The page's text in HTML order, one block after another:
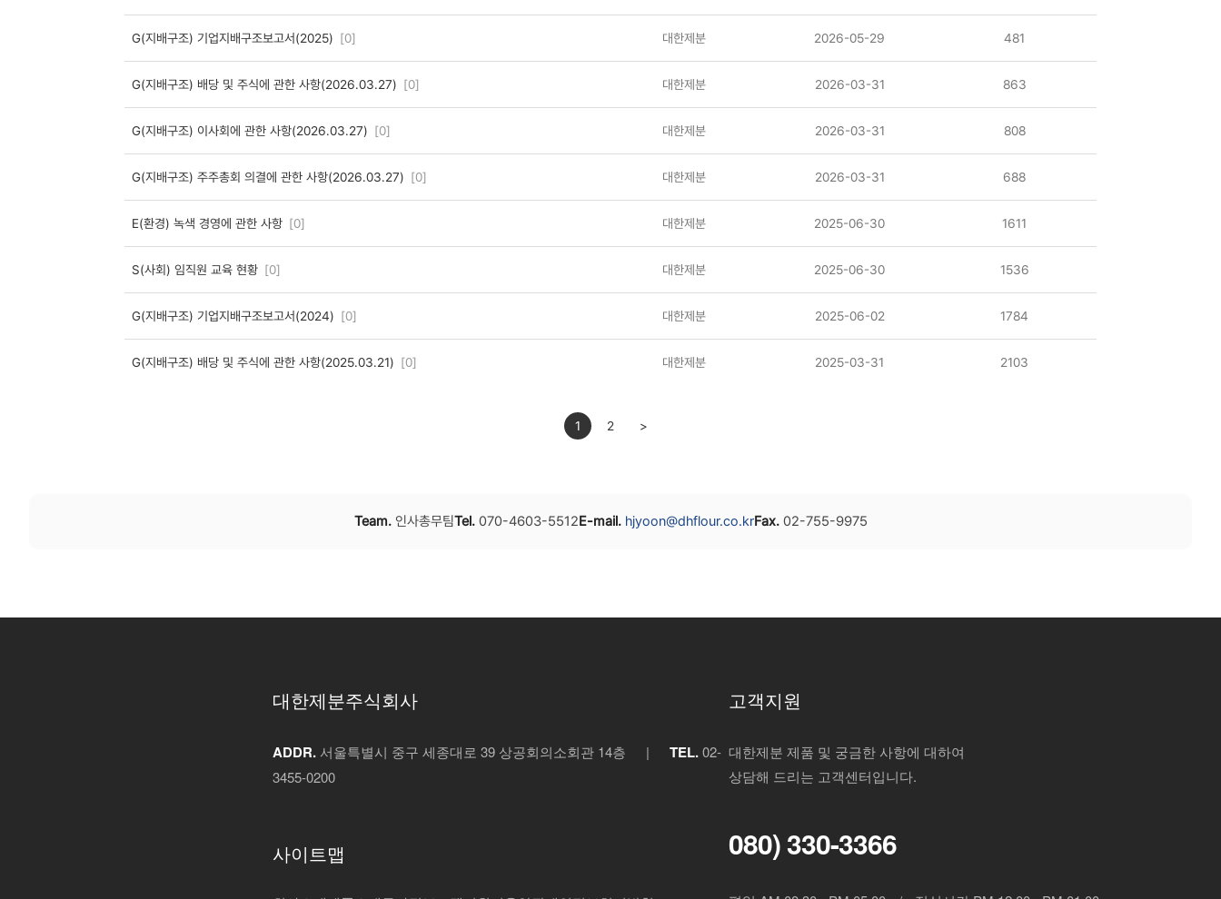
G(지배구조) 기업지배구조보고서(2025) [0] 대한제분 2026-05-29 481
G(지배구조) 배당 및 주식에 관한 사항(2026.03.27) [0] 대한제분 2026-03-31 863
G(지배구조) 이사회에 관한 사항(2026.03.27) [0] 대한제분 2026-03-31 808
G(지배구조) 주주총회 의결에 관한 사항(2026.03.27) [0] 대한제분 2026-03-31 688
E(환경) 녹색 경영에 관한 사항 [0] 대한제분 2025-06-30 1611
S(사회) 임직원 교육 현황 [0] 대한제분 2025-06-30 1536
G(지배구조) 기업지배구조보고서(2024) [0] 대한제분 2025-06-02 1784
G(지배구조) 배당 및 주식에 관한 사항(2025.03.21) [0] 대한제분 2025-03-31 2103
1 2 >
Team.인사총무팀Tel.070-4603-5512E-mail. hjyoon@dhflour.co.krFax.02-755-9975
대한제분주식회사
ADDR. 서울특별시 중구 세종대로 39 상공회의소회관 14층 | TEL.02-
3455-0200
사이트맵
고객지원
대한제분 제품 및 궁금한 사항에 대하여
상담해 드리는 고객센터입니다.
080) 330-3366